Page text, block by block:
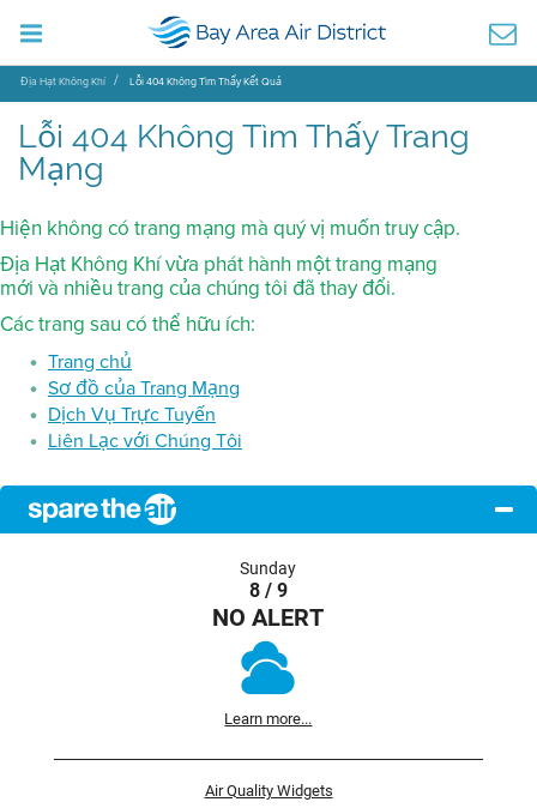
Địa Hạt Không Khí Lỗi 404 Không Tìm Thấy Kết Quả
Lỗi 404 Không Tìm Thấy Trang
Mạng
Hiện không có trang mạng mà quý vị muốn truy cập.
Địa Hạt Không Khí vừa phát hành một trang mạng
mới và nhiều trang của chúng tôi đã thay đổi.
Các trang sau có thể hữu ích:
Trang chủ
Sơ đồ của Trang Mạng
Dịch Vụ Trực Tuyến
Liên Lạc với Chúng Tôi
Sunday
8 / 9
NO ALERT
Learn more...
Air Quality Widgets